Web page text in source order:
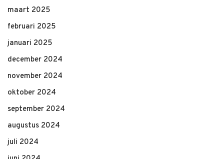
maart 2025
februari 2025
januari 2025
december 2024
november 2024
oktober 2024
september 2024
augustus 2024
juli 2024